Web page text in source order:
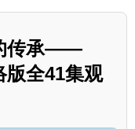
传承——
版全41集观